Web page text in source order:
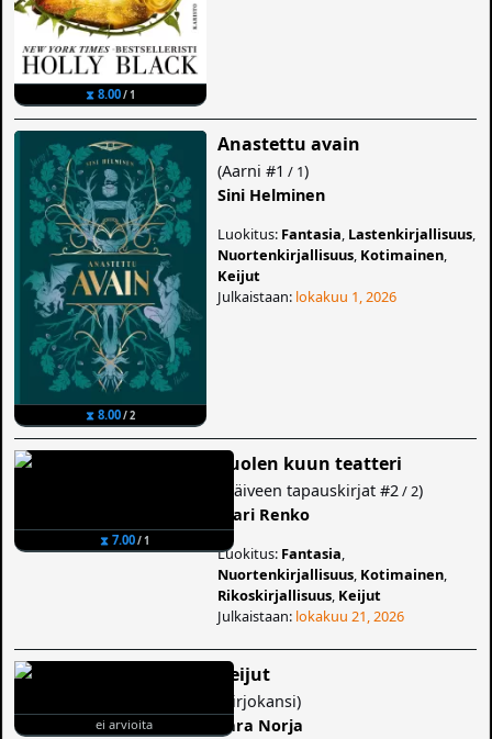
⧗ 8.00/ 1
⧗ 8.00/ 2
Anastettu avain
(Aarni #1 / 1)
Sini Helminen
Luokitus: Fantasia Lastenkirjallisuus
Nuortenkirjallisuus Kotimainen
Keijut
Julkaistaan: lokakuu 1, 2026
⧗ 7.00/ 1
Puolen kuun teatteri
Häiveen tapauskirjat #2 / 2)
Mari Renko
Luokitus: Fantasia
Nuortenkirjallisuus Kotimainen
Rikoskirjallisuus Keijut
Julkaistaan: lokakuu 21, 2026
ei arvioita
Keijut
Kirjokansi)
Sara Norja